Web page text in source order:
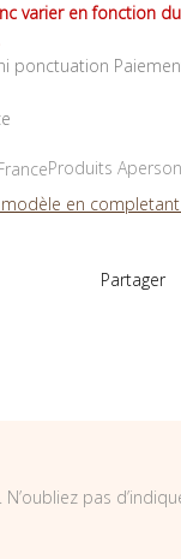
varier en fonction
ponctuation
Produits
en
Partager
pas